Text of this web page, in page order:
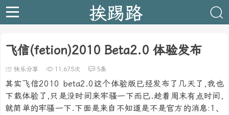
挨踢路
飞信(fetion)2010 Beta2.0 体验发布
快乐分享 11,675次 5条
其实飞信2010 beta2.0这个体验版已经发布了几天了,我也
下载体验了,只是没时间来牢骚一下而已.趁着周末有点时间,
就简单的牢骚一下.下面是来自不知道是不是官方的消息:1、